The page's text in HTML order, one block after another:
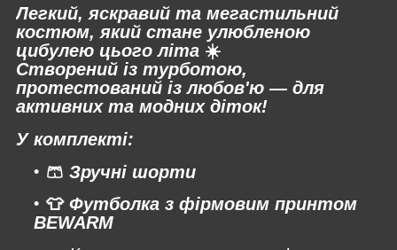
Легкий, яскравий та мегастильний
костюм, який стане улюбленою
цибулею цього літа ☀️
Створений із турботою,
протестований із любов'ю — для
активних та модних діток!
У комплекті:
🩳 Зручні шорти
👕 Футболка з фірмовим принтом
BEWARM